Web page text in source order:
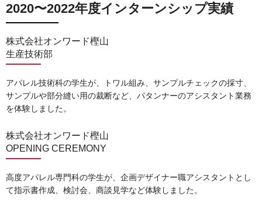
2020〜2022年度インターンシップ実績
株式会社オンワード樫山
生産技術部
アパレル技術科の学生が、トワル組み、サンプルチェックの採寸、
サンプルや部分縫い用の裁断など、パタンナーのアシスタント業務
を体験しました。
株式会社オンワード樫⼭
OPENING CEREMONY
高度アパレル専門科の学生が、企画デザイナー職アシスタントとし
て指示書作成、検討会、商談見学など体験しました。